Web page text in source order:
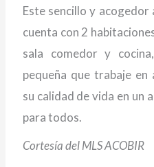
Este sencillo y
cuenta con 2
sala comedor y
pequeña que trabaje en
su calidad de vida en un
para todos.
Cortesía del MLS ACOBIR